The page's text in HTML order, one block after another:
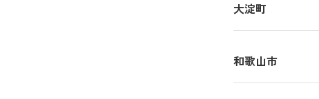
大淀町
和歌山市